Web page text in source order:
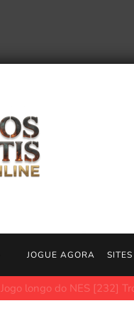
JOGUE AGORA SITES
O novo Secret Lair do